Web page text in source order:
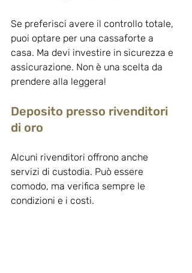
Se preferisci avere il controllo totale,
puoi optare per una cassaforte a
casa. Ma devi investire in sicurezza e
assicurazione. Non è una scelta da
prendere alla leggera!
Deposito presso rivenditori
di oro
Alcuni rivenditori offrono anche
servizi di custodia. Può essere
comodo, ma verifica sempre le
condizioni e i costi.